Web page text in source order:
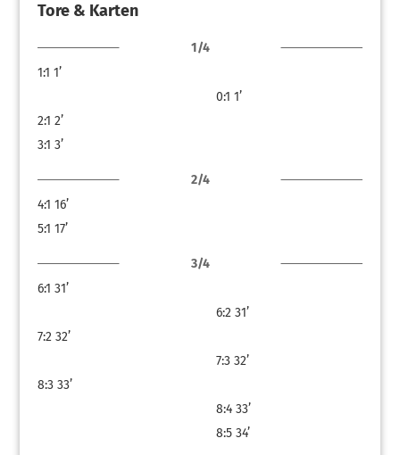
Tore & Karten
1/4
1:1 1’
0:1 1’
2:1 2’
3:1 3’
2/4
4:1 16’
5:1 17’
3/4
6:1 31’
6:2 31’
7:2 32’
7:3 32’
8:3 33’
8:4 33’
8:5 34’